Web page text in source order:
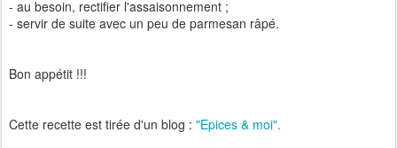
- au besoin, rectifier l'assaisonnement ;
- servir de suite avec un peu de parmesan râpé.
Bon appétit !!!
Cette recette est tirée d'un blog : "Epices & moi".